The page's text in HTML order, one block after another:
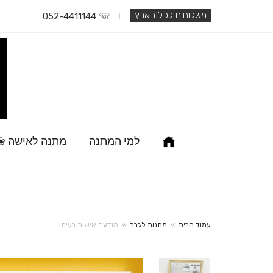
משלוחים לכל הארץ ☏ 052-4411144
למי המתנה מתנה לאישה
עמוד הבית » מתנות לגבר » מודעה אישית בעיתון